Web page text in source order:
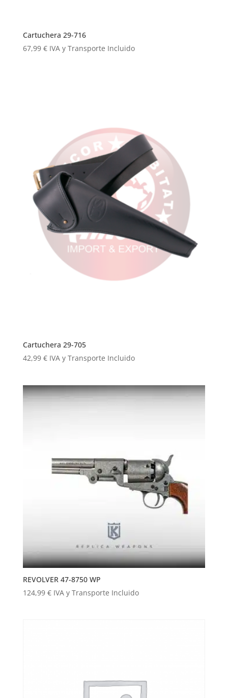
Cartuchera 29-716
67,99 € IVA y Transporte Incluido
Cartuchera 29-705
42,99 € IVA y Transporte Incluido
REVOLVER 47-8750 WP
124,99 € IVA y Transporte Incluido